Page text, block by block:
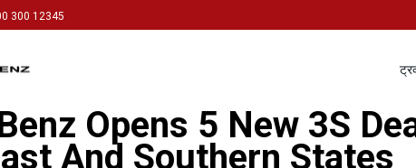
300 12345
Opens 5 New 3S
And Southern States